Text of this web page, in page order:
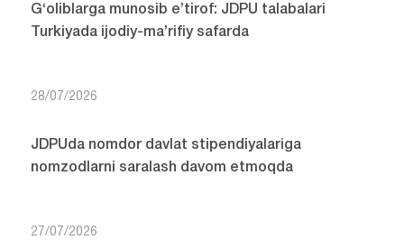
G‘oliblarga munosib e’tirof: JDPU talabalari
Turkiyada ijodiy-ma’rifiy safarda
28/07/2026
JDPUda nomdor davlat stipendiyalariga
nomzodlarni saralash davom etmoqda
27/07/2026